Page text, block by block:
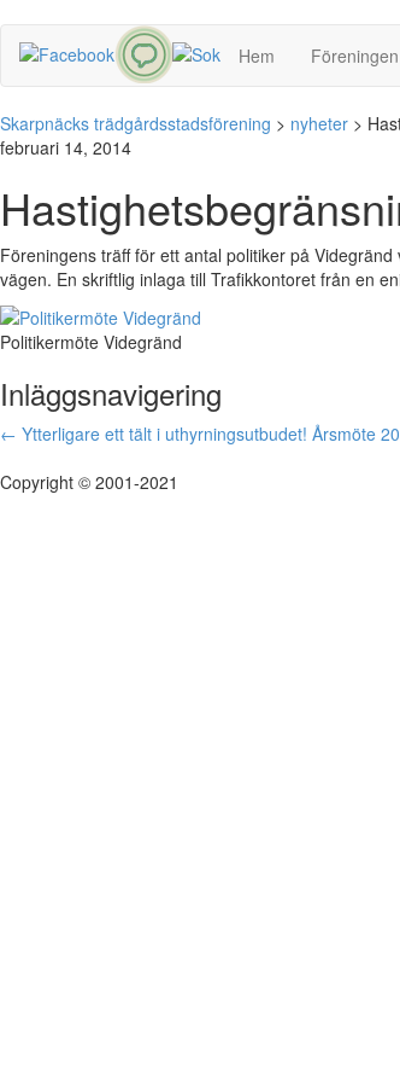
Hem Föreningen
Skarpnäcks trädgårdsstadsförening > nyheter >
februari 14, 2014
Föreningens träff för ett antal politiker på
vägen. En skriftlig inlaga till Trafikkontoret från en
Politikermöte Videgränd
Inläggsnavigering
← Ytterligare ett tält i uthyrningsutbudet! Årsmöte
Copyright © 2001-2021